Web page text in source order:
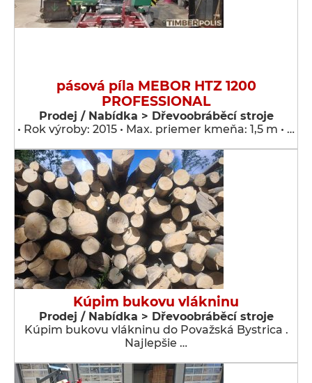
pásová píla MEBOR HTZ 1200
PROFESSIONAL
Prodej / Nabídka > Dřevoobráběcí stroje
• Rok výroby: 2015 • Max. priemer kmeňa: 1,5 m • …
Kúpim bukovu vlákninu
Prodej / Nabídka > Dřevoobráběcí stroje
Kúpim bukovu vlákninu do Považská Bystrica .
Najlepšie …